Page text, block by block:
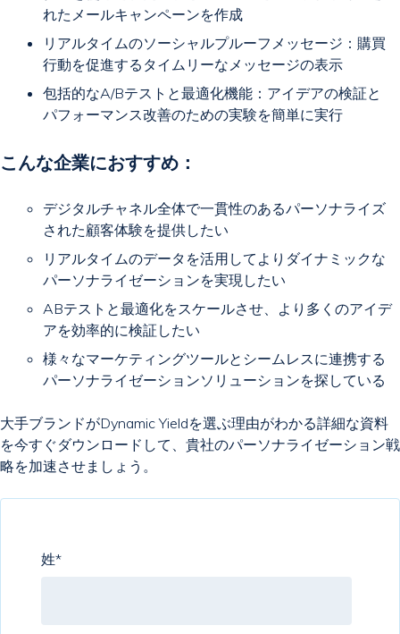
れたメールキャンペーンを作成
リアルタイムのソーシャルプルーフメッセージ：購買
行動を促進するタイムリーなメッセージの表示
包括的なA/Bテストと最適化機能：アイデアの検証と
パフォーマンス改善のための実験を簡単に実行
こんな企業におすすめ：
デジタルチャネル全体で一貫性のあるパーソナライズ
された顧客体験を提供したい
リアルタイムのデータを活用してよりダイナミックな
パーソナライゼーションを実現したい
ABテストと最適化をスケールさせ、より多くのアイデ
アを効率的に検証したい
様々なマーケティングツールとシームレスに連携する
パーソナライゼーションソリューションを探している
大手ブランドがDynamic Yieldを選ぶ理由がわかる詳細な資料
を今すぐダウンロードして、貴社のパーソナライゼーション戦
略を加速させましょう。
姓*